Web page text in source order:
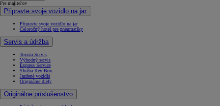
Pre majiteľov
Připravte svoje vozidlo na jar
Připravte svoje vozidlo na jar
Celoročný hotel pre pneumatiky
Servis a údržba
Toyota Servis
Výhodný servis
Express Service
Služba Key Box
Jazdené vozidlá
Originálne diely
Originálne príslušenstvo